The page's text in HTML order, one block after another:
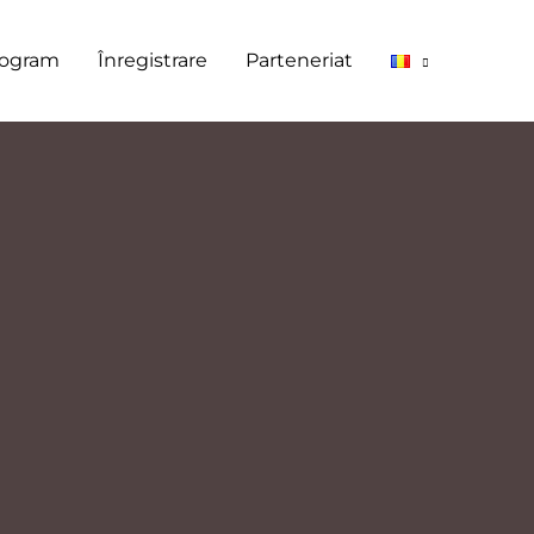
Înregistrare Parteneriat